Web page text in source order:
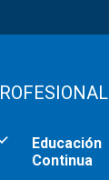
Educación
Continua